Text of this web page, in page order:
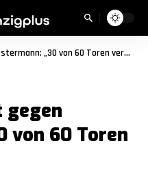
„30 von 60 Toren verschuldet“
gegen
von 60 Toren